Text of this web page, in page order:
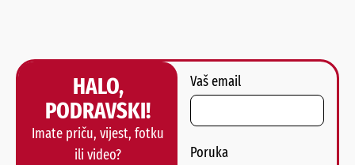
HALO,
PODRAVSKI!
Imate priču, vijest, fotku
ili video?
Vaš email
Poruka